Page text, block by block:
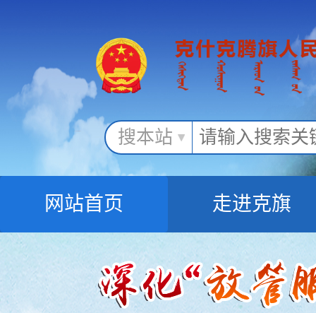
搜本站
网站首页 走进克旗
办事服务 政民